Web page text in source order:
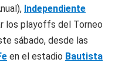
Independiente
los playoffs del Torneo
sábado, desde las
en el estadio Bautista